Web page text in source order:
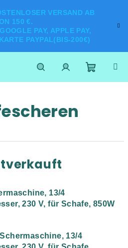
VERSAND AB
150 €.
PAY, APPLE PAY,
PAYPAL(BIS-200€)
SuchenLogin
13/4
230 V, für Schafe, 850W
13/4